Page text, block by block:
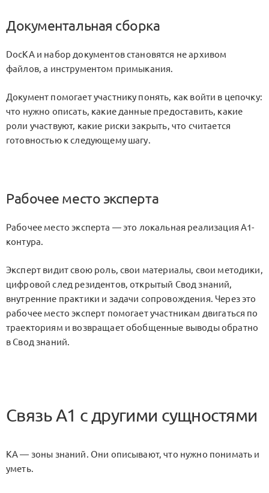
Документальная сборка
DocKA и набор документов становятся не архивом
файлов, а инструментом примыкания.
Документ помогает участнику понять, как войти в цепочку:
что нужно описать, какие данные предоставить, какие
роли участвуют, какие риски закрыть, что считается
готовностью к следующему шагу.
Рабочее место эксперта
Рабочее место эксперта — это локальная реализация A1-
контура.
Эксперт видит свою роль, свои материалы, свои методики,
цифровой след резидентов, открытый Свод знаний,
внутренние практики и задачи сопровождения. Через это
рабочее место эксперт помогает участникам двигаться по
траекториям и возвращает обобщенные выводы обратно
в Свод знаний.
Связь A1 с другими сущностями
KA — зоны знаний. Они описывают, что нужно понимать и
уметь.